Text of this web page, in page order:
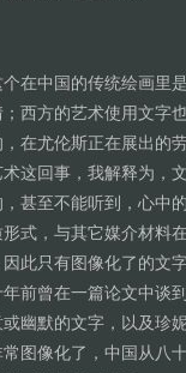
在中国的传统绘画里
西方的艺术使用文字
在尤伦斯正在展出的
这回事，我解释为，
甚至不能听到，心中
式，与其它媒介材料
此只有图像化了的文
前曾在一篇论文中谈
幽默的文字，以及珍
图像化了，中国从八